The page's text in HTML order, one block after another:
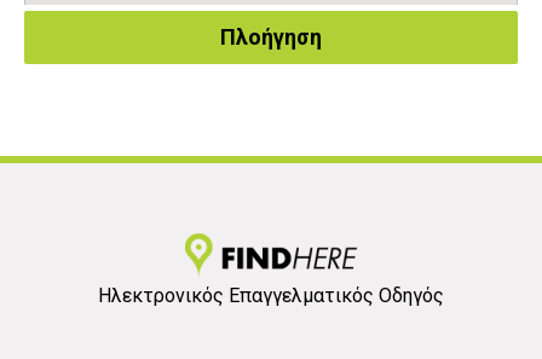
Πλοήγηση
Ηλεκτρονικός Επαγγελματικός Οδηγός